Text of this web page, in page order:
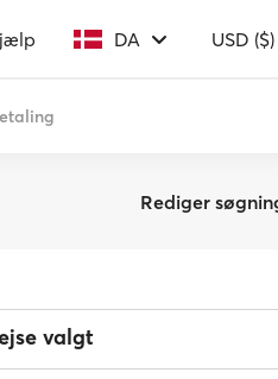
DA USD ($)
Rediger
valgt